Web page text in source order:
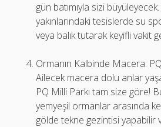
gün batımıyla sizi
yakınlarındaki tesislerde su
veya balık tutarak keyifli vakit
Ormanın Kalbinde Macera:
Ailecek macera dolu anlar
PQ Milli Parkı tam size göre!
yemyeşil ormanlar arasında
gölde tekne gezintisi yapabilir